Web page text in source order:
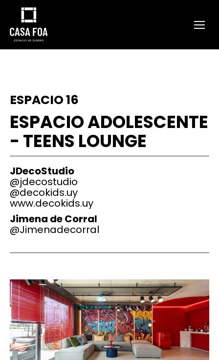
ESPACIO 16
ESPACIO ADOLESCENTE
- TEENS LOUNGE
JDecoStudio
@jdecostudio
@decokids.uy
www.decokids.uy
Jimena de Corral
@Jimenadecorral